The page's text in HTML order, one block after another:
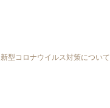
新型コロナウイルス対策について